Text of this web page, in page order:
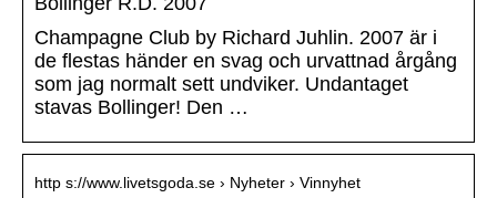
Champagne Club by Richard Juhlin. 2007 är i
de flestas händer en svag och urvattnad årgång
som jag normalt sett undviker. Undantaget
stavas Bollinger! Den …
http s://www.livetsgoda.se › Nyheter › Vinnyhet